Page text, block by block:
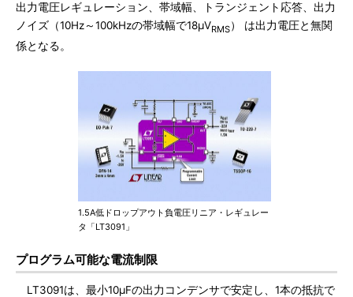
出力電圧レギュレーション、帯域幅、トランジェント応答、出力
ノイズ（10Hz～100kHzの帯域幅で18μVRMS） は出力電圧と無関
係となる。
1.5A低ドロップアウト負電圧リニア・レギュレー
タ「LT3091」
プログラム可能な電流制限
LT3091は、最小10μFの出力コンデンサで安定し、1本の抵抗で